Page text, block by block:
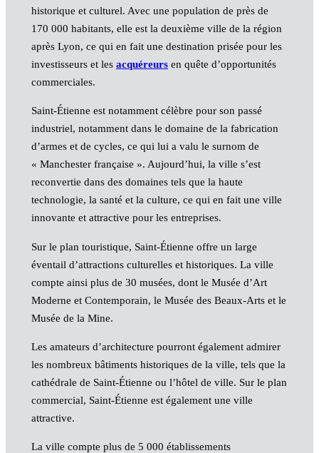
historique et culturel. Avec une population de près de
170 000 habitants, elle est la deuxième ville de la région
après Lyon, ce qui en fait une destination prisée pour les
investisseurs et les acquéreursen quête d’opportunités
commerciales.
Saint-Étienne est notamment célèbre pour son passé
industriel, notamment dans le domaine de la fabrication
d’armes et de cycles, ce qui lui a valu le surnom de
« Manchester française ». Aujourd’hui, la ville s’est
reconvertie dans des domaines tels que la haute
technologie, la santé et la culture, ce qui en fait une ville
innovante et attractive pour les entreprises.
Sur le plan touristique, Saint-Étienne offre un large
éventail d’attractions culturelles et historiques. La ville
compte ainsi plus de 30 musées, dont le Musée d’Art
Moderne et Contemporain, le Musée des Beaux-Arts et le
Musée de la Mine.
Les amateurs d’architecture pourront également admirer
les nombreux bâtiments historiques de la ville, tels que la
cathédrale de Saint-Étienne ou l’hôtel de ville. Sur le plan
commercial, Saint-Étienne est également une ville
attractive.
La ville compte plus de 5 000 établissements